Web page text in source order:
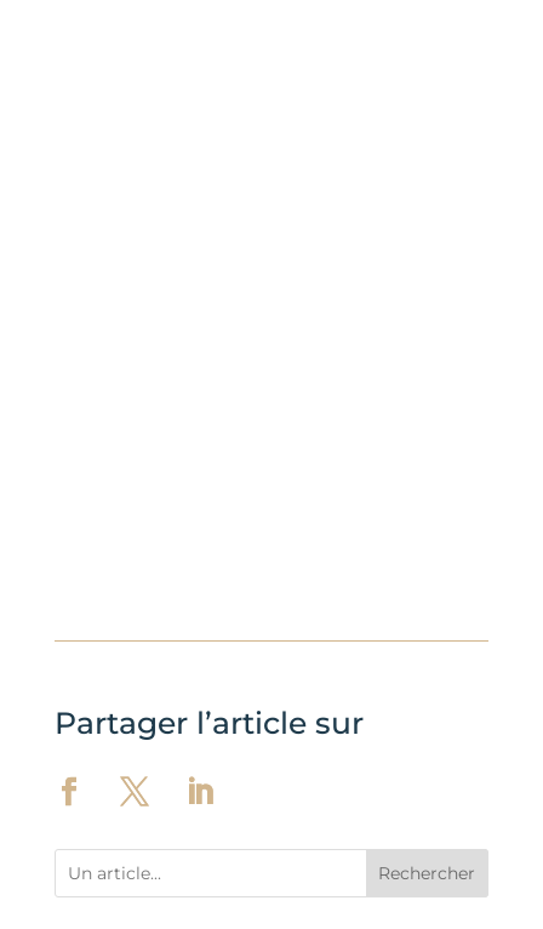
Partager l’article sur
Rechercher